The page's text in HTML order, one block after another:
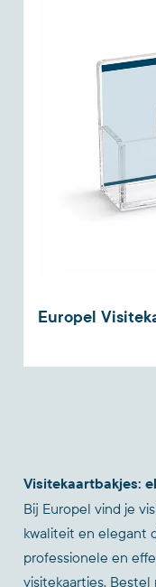
Europel
Visitekaartbakjes:
Bij Europel vind je
kwaliteit en elegant
professionele en
visitekaartjes.